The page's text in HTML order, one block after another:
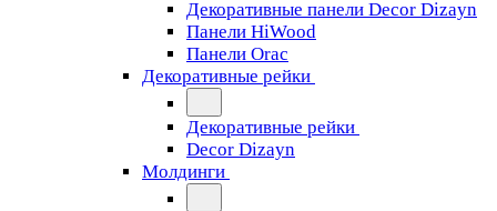
Декоративные панели Decor Dizayn
Панели HiWood
Панели Orac
Декоративные рейки
Декоративные рейки
Decor Dizayn
Молдинги